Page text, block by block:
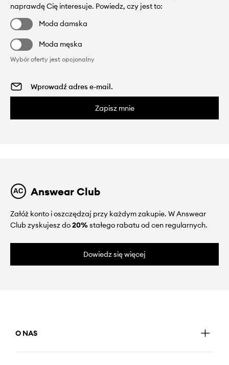
naprawdę Cię interesuje. Powiedz, czy jest to:
Moda damska
Moda męska
Wybór oferty jest opcjonalny
Zapisz mnie
Answear Club
Załóż konto i oszczędzaj przy każdym zakupie. W Answear
Club zyskujesz do20%stałego rabatu od cen regularnych.
Dowiedz się więcej
O NAS